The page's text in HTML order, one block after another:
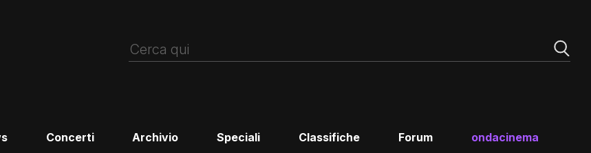
Concerti Archivio Speciali Classifiche Forum ondacinema